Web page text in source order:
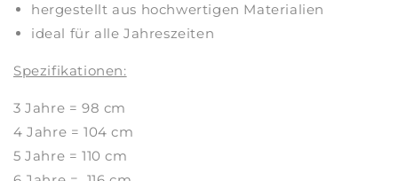
hergestellt aus hochwertigen Materialien
ideal für alle Jahreszeiten
Spezifikationen:
3 Jahre = 98 cm
4 Jahre = 104 cm
5 Jahre = 110 cm